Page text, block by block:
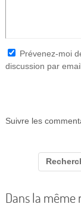
Prévenez-moi
discussion par
Suivre les
Dans la